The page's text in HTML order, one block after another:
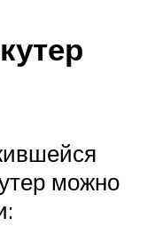
можно